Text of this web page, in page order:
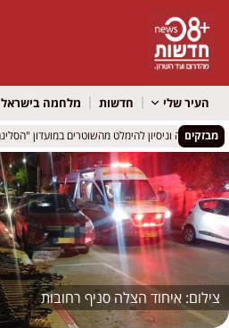
העיר שלי חדשות מלחמה בישראל
מבזקים
בעיטה וניסיון להימלט מהשוטרים במועדון "הסלינה"
בעיטה וניסיון להימלט מהשוטרים במועדון "הסלינה"
איחוד הצלה סניף רחובות